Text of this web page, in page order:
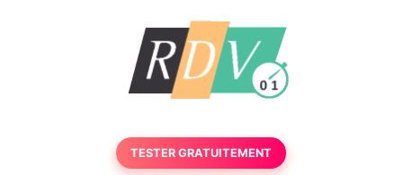
TESTER GRATUITEMENT